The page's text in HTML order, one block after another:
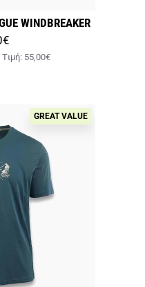
WINDBREAKER
55,00€
GREAT VALUE